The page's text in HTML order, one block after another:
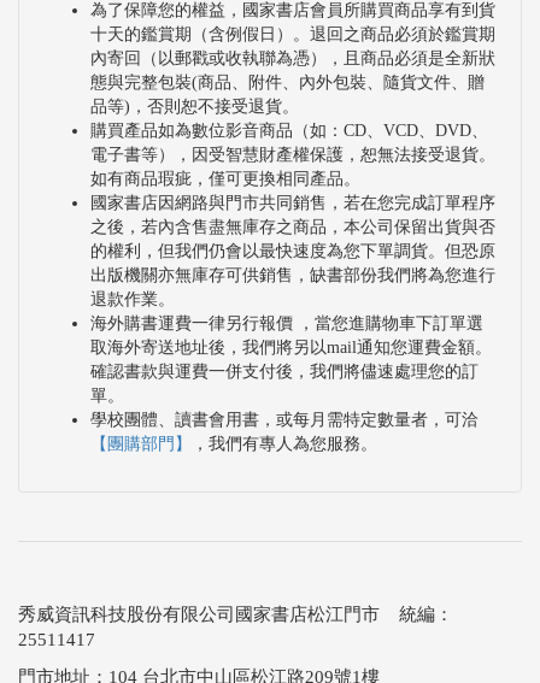
為了保障您的權益，國家書店會員所購買商品享有到貨
十天的鑑賞期（含例假日）。退回之商品必須於鑑賞期
內寄回（以郵戳或收執聯為憑），且商品必須是全新狀
態與完整包裝(商品、附件、內外包裝、隨貨文件、贈
品等)，否則恕不接受退貨。
購買產品如為數位影音商品（如：CD、VCD、DVD、
電子書等），因受智慧財產權保護，恕無法接受退貨。
如有商品瑕疵，僅可更換相同產品。
國家書店因網路與門市共同銷售，若在您完成訂單程序
之後，若內含售盡無庫存之商品，本公司保留出貨與否
的權利，但我們仍會以最快速度為您下單調貨。但恐原
出版機關亦無庫存可供銷售，缺書部份我們將為您進行
退款作業。
海外購書運費一律另行報價 ，當您進購物車下訂單選
取海外寄送地址後，我們將另以mail通知您運費金額。
確認書款與運費一併支付後，我們將儘速處理您的訂
單。
學校團體、讀書會用書，或每月需特定數量者，可洽
【團購部門】
，我們有專人為您服務。
秀威資訊科技股份有限公司國家書店松江門市 統編：
25511417
門市地址：104 台北市中山區松江路209號1樓